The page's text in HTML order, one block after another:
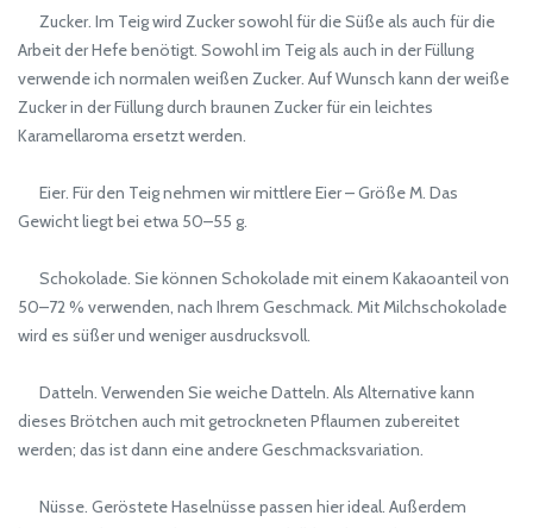
Zucker. Im Teig wird Zucker sowohl für die Süße als auch für die
Arbeit der Hefe benötigt. Sowohl im Teig als auch in der Füllung
verwende ich normalen weißen Zucker. Auf Wunsch kann der weiße
Zucker in der Füllung durch braunen Zucker für ein leichtes
Karamellaroma ersetzt werden.
Eier. Für den Teig nehmen wir mittlere Eier – Größe M. Das
Gewicht liegt bei etwa 50–55 g.
Schokolade. Sie können Schokolade mit einem Kakaoanteil von
50–72 % verwenden, nach Ihrem Geschmack. Mit Milchschokolade
wird es süßer und weniger ausdrucksvoll.
Datteln. Verwenden Sie weiche Datteln. Als Alternative kann
dieses Brötchen auch mit getrockneten Pflaumen zubereitet
werden; das ist dann eine andere Geschmacksvariation.
Nüsse. Geröstete Haselnüsse passen hier ideal. Außerdem